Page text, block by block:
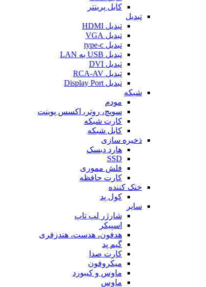
کابل پرینتر
تبدیل
تبدیل HDMI
تبدیل VGA
تبدیل type-c
تبدیل USB به LAN
تبدیل DVI
تبدیل RCA-AV
تبدیل Display Port
شبکه
مودم
سویچ، روتر، اکسس پوینت
کارت شبکه
کابل شبکه
ذخیره سازی
هارد دیسک
SSD
فلش مموری
کارت حافظه
خنک کننده
کول پد
سایر
شارژر لپ تاپ
اسپیکر
هدفون، هدست، هندزفری
گیم پد
کارت صدا
میکروفون
ماوس و کیبورد
ماوس